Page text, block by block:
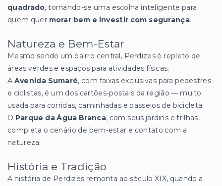
quadrado, tornando-se uma escolha inteligente para
quem quer morar bem e investir com segurança.
Natureza e Bem-Estar
Mesmo sendo um bairro central, Perdizes é repleto de
áreas verdes e espaços para atividades físicas.
A Avenida Sumaré, com faixas exclusivas para pedestres
e ciclistas, é um dos cartões-postais da região — muito
usada para corridas, caminhadas e passeios de bicicleta.
O Parque da Água Branca, com seus jardins e trilhas,
completa o cenário de bem-estar e contato com a
natureza.
História e Tradição
A história de Perdizes remonta ao século XIX, quando a